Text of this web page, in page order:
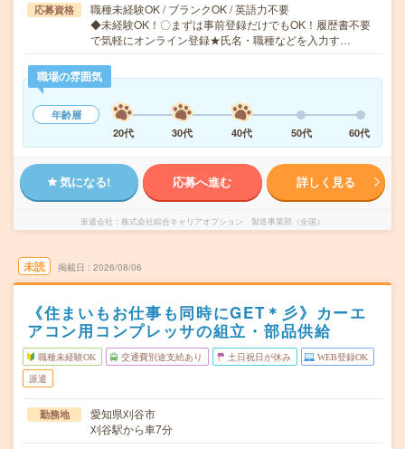
応募資格
職種未経験OK / ブランクOK / 英語力不要
◆未経験OK！〇まずは事前登録だけでもOK！履歴書不要
で気軽にオンライン登録★氏名・職種などを入力す…
職場の雰囲気
年齢層
20代
30代 40代 50代 60代
気になる! 応募へ進む 詳しく見る
派遣会社 株式会社綜合キャリアオプション 製造事業部（全国）
未読 掲載日 2026/08/06
《住まいもお仕事も同時にGET＊彡》カーエ
アコン用コンプレッサの組立・部品供給
職種未経験OK 交通費別途支給あり 土日祝日が休み WEB登録OK
派遣
勤務地
愛知県刈谷市
刈谷駅から車7分